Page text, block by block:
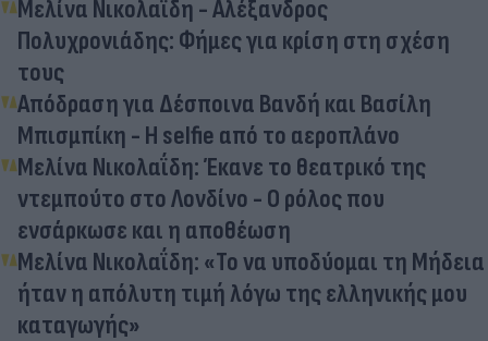
Μελίνα Νικολαΐδη - Αλέξανδρος
Πολυχρονιάδης: Φήμες για κρίση στη σχέση
τους
Απόδραση για Δέσποινα Βανδή και Βασίλη
Μπισμπίκη - Η selfie από το αεροπλάνο
Μελίνα Νικολαΐδη: Έκανε το θεατρικό της
ντεμπούτο στο Λονδίνο - Ο ρόλος που
ενσάρκωσε και η αποθέωση
Μελίνα Νικολαΐδη: «Το να υποδύομαι τη Μήδεια
ήταν η απόλυτη τιμή λόγω της ελληνικής μου
καταγωγής»